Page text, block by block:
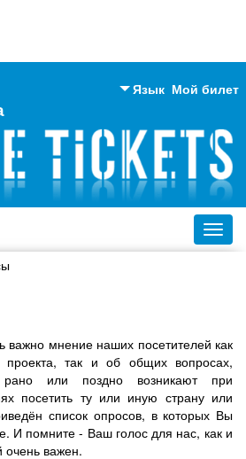
Мой билет
Язык
Английский
Русский
Украинский
важно мнение наших посетителей как
проекта, так и об общих вопросах,
рано или поздно возникают при
посетить ту или иную страну или
список опросов, в которых Вы
И помните - Ваш голос для нас, как и
очень важен.